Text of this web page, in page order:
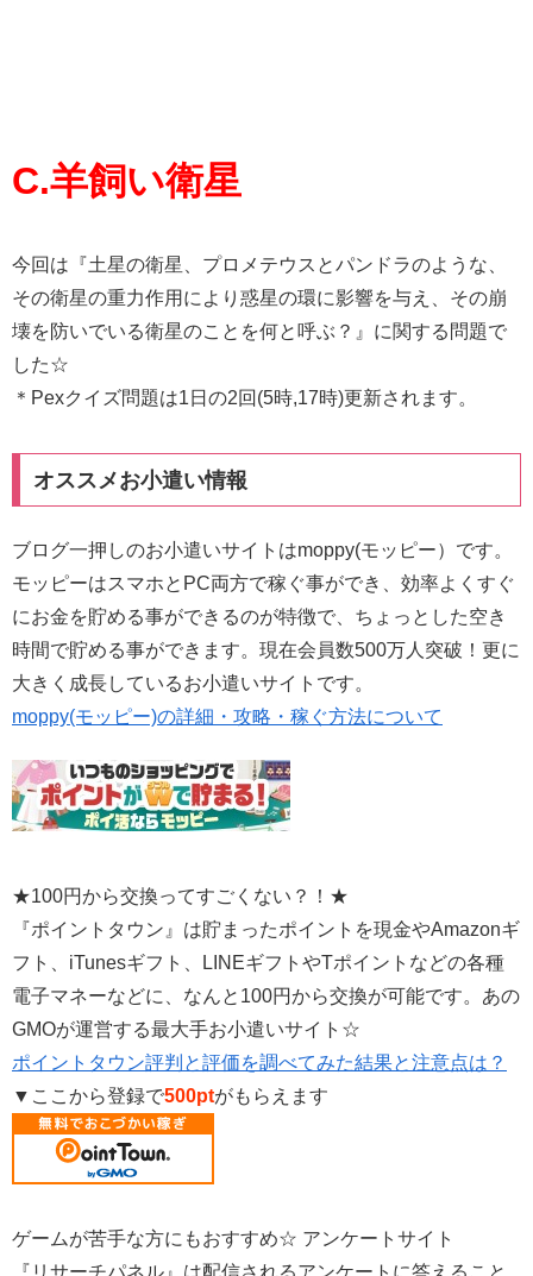
C.羊飼い衛星
今回は『土星の衛星、プロメテウスとパンドラのような、
その衛星の重力作用により惑星の環に影響を与え、その崩
壊を防いでいる衛星のことを何と呼ぶ？』に関する問題で
した☆
＊Pexクイズ問題は1日の2回(5時,17時)更新されます。
オススメお小遣い情報
ブログ一押しのお小遣いサイトはmoppy(モッピー）です。
モッピーはスマホとPC両方で稼ぐ事ができ、効率よくすぐ
にお金を貯める事ができるのが特徴で、ちょっとした空き
時間で貯める事ができます。現在会員数500万人突破！更に
大きく成長しているお小遣いサイトです。
moppy(モッピー)の詳細・攻略・稼ぐ方法について
★100円から交換ってすごくない？！★
『ポイントタウン』は貯まったポイントを現金やAmazonギ
フト、iTunesギフト、LINEギフトやTポイントなどの各種
電子マネーなどに、なんと100円から交換が可能です。あの
GMOが運営する最大手お小遣いサイト☆
ポイントタウン評判と評価を調べてみた結果と注意点は？
▼ここから登録で500ptがもらえます
ゲームが苦手な方にもおすすめ☆ アンケートサイト
『リサーチパネル』は配信されるアンケートに答えること